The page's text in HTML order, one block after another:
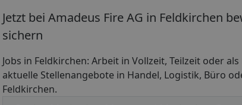
Jetzt bei Amadeus Fire AG in Feldkirchen
sichern
Jobs in Feldkirchen: Arbeit in Vollzeit, Teilzeit oder
aktuelle Stellenangebote in Handel, Logistik, Büro
Feldkirchen.